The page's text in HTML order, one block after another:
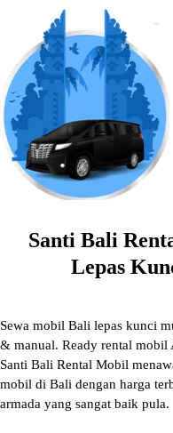
content
Santi Bali
Lepas
Sewa mobil Bali lepas kunci
& manual. Ready rental
Santi Bali Rental Mobil
mobil di Bali dengan harga
armada yang sangat baik pula.